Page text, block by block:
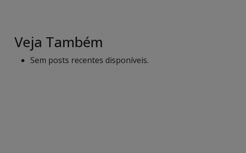
Veja Também
Sem posts recentes disponíveis.